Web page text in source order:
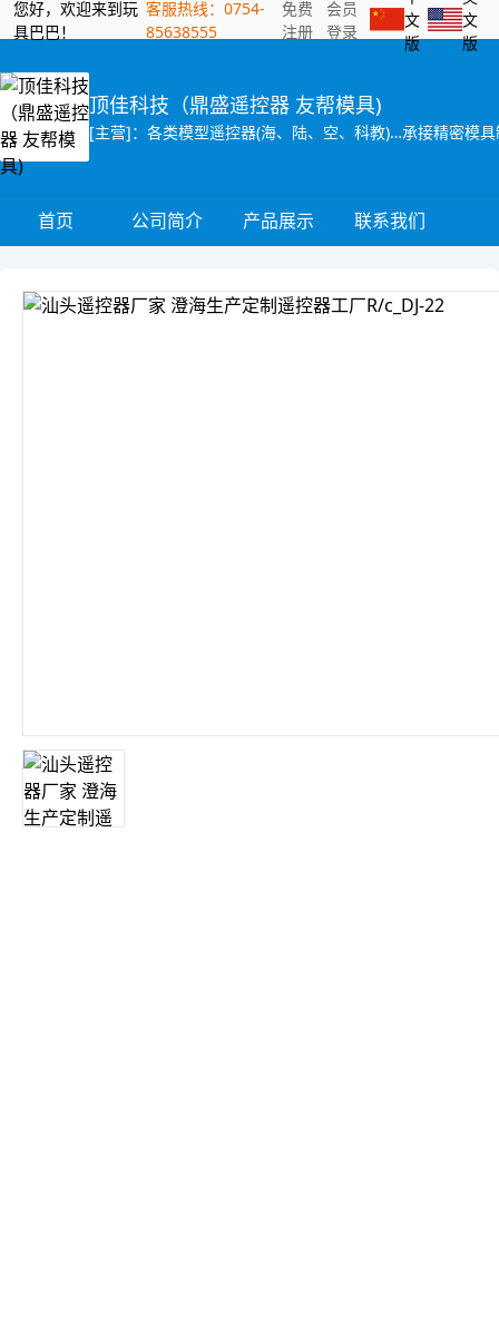
您好，欢迎来到玩
具巴巴！
客服热线：0754-
85638555
免费
注册
会员
登录
文
版
文
版
顶佳科技（鼎盛遥控器 友帮模具)
[主营]：各类模型遥控器(海、陆、空、科教)…承接精密模
首页 公司简介 产品展示 联系我们